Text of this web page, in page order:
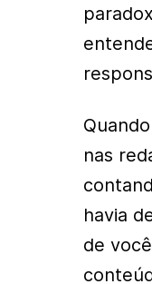
nas
havia
de